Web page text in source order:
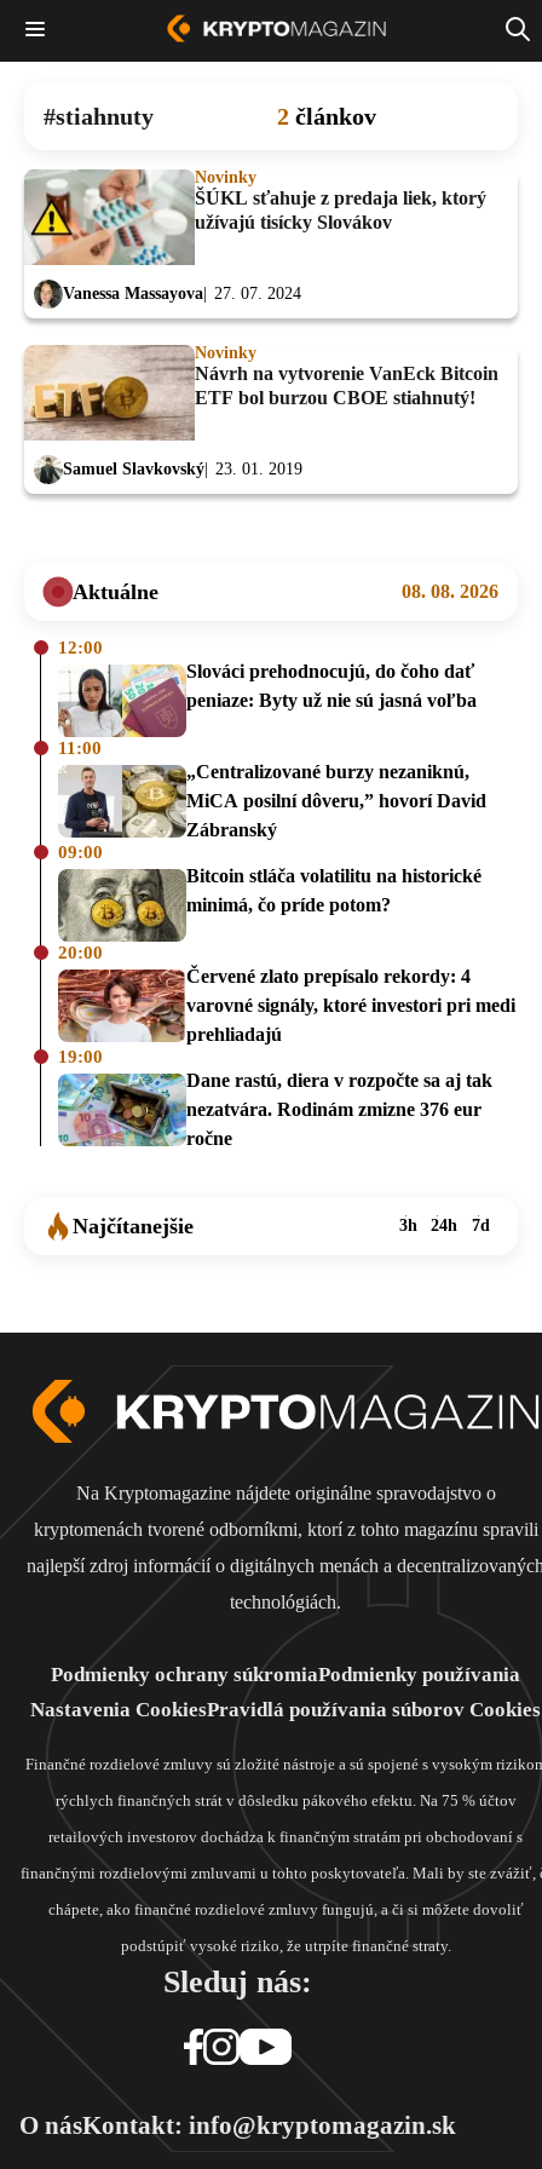
stiahnuty 2 článkov
Novinky
ŠÚKL sťahuje z predaja liek, ktorý
užívajú tisícky Slovákov
Vanessa Massayova 27. 07. 2024
Novinky
Návrh na vytvorenie VanEck Bitcoin
ETF bol burzou CBOE stiahnutý!
Samuel Slavkovský 23. 01. 2019
Aktuálne 08. 08. 2026
12:00
Slováci prehodnocujú, do čoho dať
peniaze: Byty už nie sú jasná voľba
11:00
„Centralizované burzy nezaniknú,
MiCA posilní dôveru,” hovorí David
Zábranský
09:00
Bitcoin stláča volatilitu na historické
minimá, čo príde potom?
20:00
Červené zlato prepísalo rekordy: 4
varovné signály, ktoré investori pri medi
prehliadajú
19:00
Dane rastú, diera v rozpočte sa aj tak
nezatvára. Rodinám zmizne 376 eur
ročne
Najčítanejšie 3h 24h 7d
Na Kryptomagazine nájdete originálne spravodajstvo o
kryptomenách tvorené odborníkmi, ktorí z tohto magazínu spravili
najlepší zdroj informácií o digitálnych menách a
technológiách.
Podmienky ochrany súkromiaPodmienky používania
Nastavenia CookiesPravidlá používania súborov Cookies
Finančné rozdielové zmluvy sú zložité nástroje a sú spojené s vysokým
rýchlych finančných strát v dôsledku pákového efektu. Na 75 % účtov
retailových investorov dochádza k finančným stratám pri obchodovaní s
finančnými rozdielovými zmluvami u tohto poskytovateľa. Mali by ste zvážiť,
chápete, ako finančné rozdielové zmluvy fungujú, a či si môžete dovoliť
podstúpiť vysoké riziko, že utrpíte finančné straty.
Sleduj nás:
O násKontakt: info@kryptomagazin.sk